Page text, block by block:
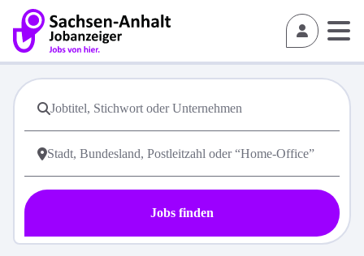
Jobs finden